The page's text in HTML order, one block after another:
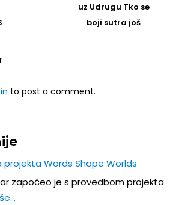
uz Udrugu Tko se
boji sutra još
to post a comment.
Words Shape Worlds
započeo je s provedbom projekta